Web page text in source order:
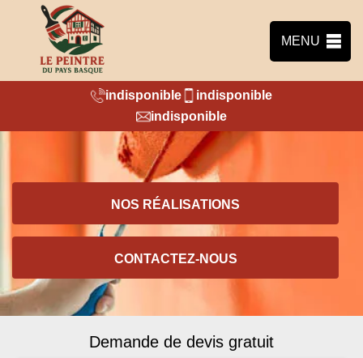
MENU
indisponible
indisponible
indisponible
NOS RÉALISATIONS
CONTACTEZ-NOUS
Demande de devis gratuit